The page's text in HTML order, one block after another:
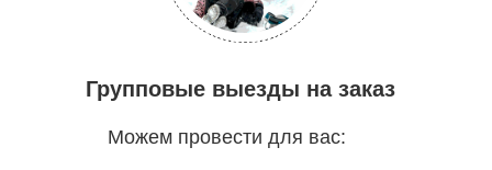
Групповые выезды на заказ
Можем провести для вас: